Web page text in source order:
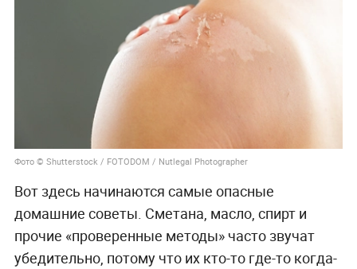
Фото © Shutterstock / FOTODOM / Nutlegal Photographer
Вот здесь начинаются самые опасные
домашние советы. Сметана, масло, спирт и
прочие «проверенные методы» часто звучат
убедительно, потому что их кто-то где-то когда-